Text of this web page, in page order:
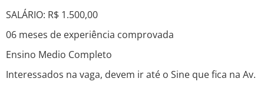
SALÁRIO: R$ 1.500,00
06 meses de experiência comprovada
Ensino Medio Completo
Interessados na vaga, devem ir até o Sine que fica na Av.